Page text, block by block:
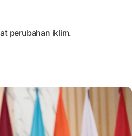
perubahan iklim.